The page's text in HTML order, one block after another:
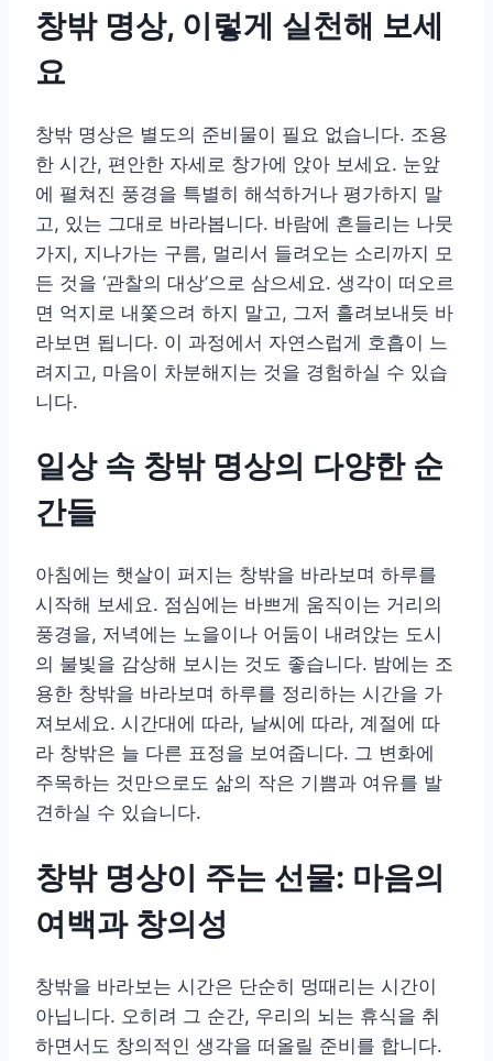
창밖 명상, 이렇게 실천해 보세
요
창밖 명상은 별도의 준비물이 필요 없습니다. 조용
한 시간, 편안한 자세로 창가에 앉아 보세요. 눈앞
에 펼쳐진 풍경을 특별히 해석하거나 평가하지 말
고, 있는 그대로 바라봅니다. 바람에 흔들리는 나뭇
가지, 지나가는 구름, 멀리서 들려오는 소리까지 모
든 것을 ‘관찰의 대상’으로 삼으세요. 생각이 떠오르
면 억지로 내쫓으려 하지 말고, 그저 흘려보내듯 바
라보면 됩니다. 이 과정에서 자연스럽게 호흡이 느
려지고, 마음이 차분해지는 것을 경험하실 수 있습
니다.
일상 속 창밖 명상의 다양한 순
간들
아침에는 햇살이 퍼지는 창밖을 바라보며 하루를
시작해 보세요. 점심에는 바쁘게 움직이는 거리의
풍경을, 저녁에는 노을이나 어둠이 내려앉는 도시
의 불빛을 감상해 보시는 것도 좋습니다. 밤에는 조
용한 창밖을 바라보며 하루를 정리하는 시간을 가
져보세요. 시간대에 따라, 날씨에 따라, 계절에 따
라 창밖은 늘 다른 표정을 보여줍니다. 그 변화에
주목하는 것만으로도 삶의 작은 기쁨과 여유를 발
견하실 수 있습니다.
창밖 명상이 주는 선물: 마음의
여백과 창의성
창밖을 바라보는 시간은 단순히 멍때리는 시간이
아닙니다. 오히려 그 순간, 우리의 뇌는 휴식을 취
하면서도 창의적인 생각을 떠올릴 준비를 합니다.